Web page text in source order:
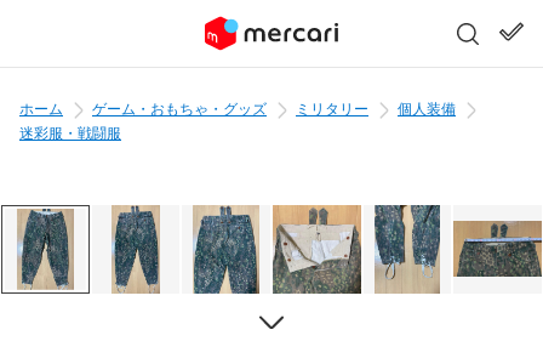
ホーム ゲーム・おもちゃ・グッズ ミリタリー
個人装備
迷彩服・戦闘服